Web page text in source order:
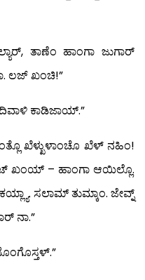
ತಾಣೆಂ ಹಾಂಗಾ ಜುಗಾರ್
ಲಜ್ ಖಂಚಿ!”
ಕಾಡಿಜಾಯ್.”
ಖೆಳ್ಖುಳಾಂಚೊ ಖೆಳ್ ನಹಿಂ!
ಖಂಯ್ – ಹಾಂಗಾ ಆಯಿಲ್ಲೊ.
ಸಲಾಮ್ ತುಮ್ಕಾಂ. ಜೇವ್ನ್
ನಾ.”